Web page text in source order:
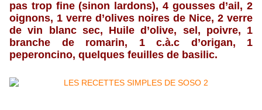
pas trop fine (sinon lardons), 4 gousses d’ail, 2
oignons, 1 verre d’olives noires de Nice, 2 verre
de vin blanc sec, Huile d’olive, sel, poivre, 1
branche de romarin, 1 c.à.c d’origan, 1
peperoncino, quelques feuilles de basilic.